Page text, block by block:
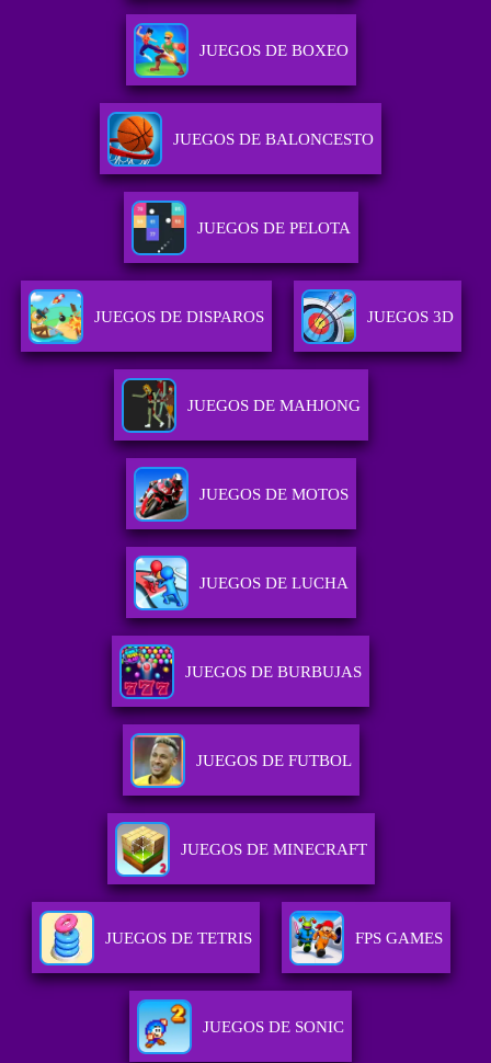
JUEGOS DE BOXEO
JUEGOS DE BALONCESTO
JUEGOS DE PELOTA
JUEGOS DE DISPAROS JUEGOS 3D
JUEGOS DE MAHJONG
JUEGOS DE MOTOS
JUEGOS DE LUCHA
JUEGOS DE BURBUJAS
JUEGOS DE FUTBOL
JUEGOS DE MINECRAFT
JUEGOS DE TETRIS FPS GAMES
JUEGOS DE SONIC